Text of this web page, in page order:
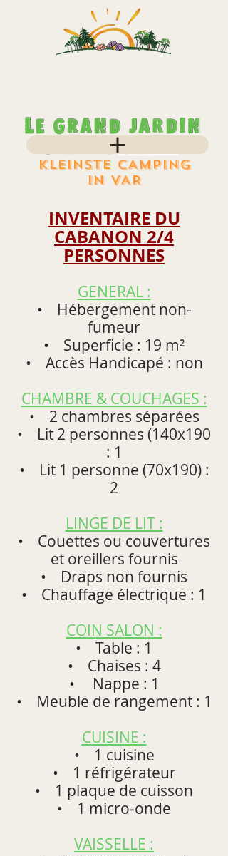
KLEINSTE CAMPING
IN VAR
INVENTAIRE DU
CABANON 2/4
PERSONNES
GENERAL :
• Hébergement non-
fumeur
• Superficie : 19 m²
• Accès Handicapé : non
CHAMBRE & COUCHAGES :
• 2 chambres séparées
• Lit 2 personnes (140x190
: 1
• Lit 1 personne (70x190) :
2
LINGE DE LIT :
• Couettes ou couvertures
et oreillers fournis
• Draps non fournis
• Chauffage électrique : 1
COIN SALON :
• Table : 1
• Chaises : 4
• Nappe : 1
• Meuble de rangement : 1
CUISINE :
• 1 cuisine
• 1 réfrigérateur
• 1 plaque de cuisson
• 1 micro‐onde
VAISSELLE :